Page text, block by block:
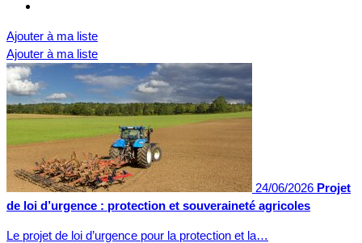
Ajouter à ma liste
Ajouter à ma liste
24/06/2026 Projet
de loi d’urgence : protection et souveraineté agricoles
Le projet de loi d’urgence pour la protection et la…